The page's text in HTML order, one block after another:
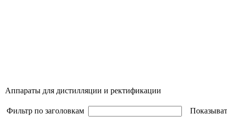
Аппараты для дистилляции и ректификации
Фильтр по заголовкам